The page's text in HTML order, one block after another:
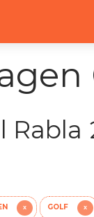
Rabla
X GOLF X